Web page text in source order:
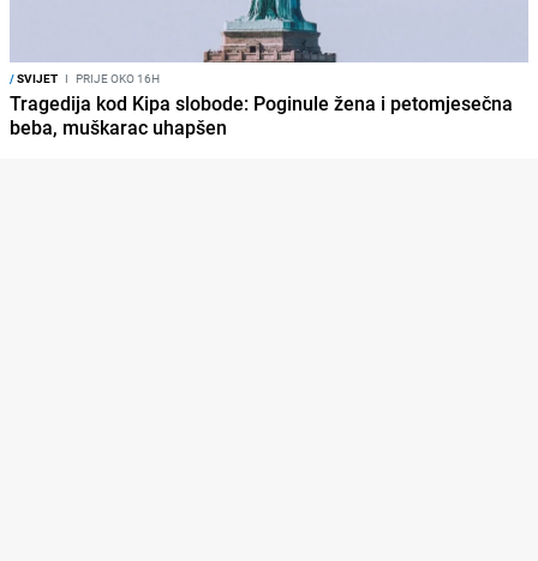
/SVIJET I PRIJE OKO 16H
Tragedija kod Kipa slobode: Poginule žena i petomjesečna
beba, muškarac uhapšen